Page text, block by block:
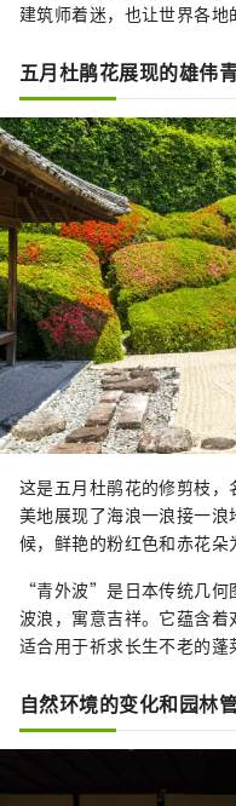
建筑师着迷，也让世界各地
五月杜鹃花展现的雄伟
这是五月杜鹃花的修剪枝
美地展现了海浪一浪接一
候，鲜艳的粉红色和赤花朵
“青外波”是日本传统几何
波浪，寓意吉祥。它蕴含
适合用于祈求长生不老的蓬
自然环境的变化和园林